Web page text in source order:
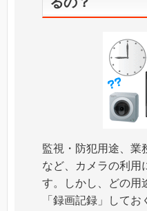
監視・防犯用途、業
など、カメラの利用
す。しかし、どの用
「録画記録」して